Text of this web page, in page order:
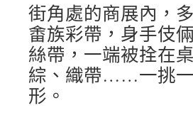
街角處的商展內，
畬族彩帶，身手伎
絲帶，一端被拴在
綜、織帶……一挑一
形。